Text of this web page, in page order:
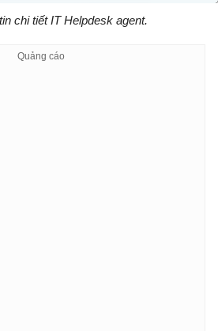
chi tiết IT Helpdesk agent.